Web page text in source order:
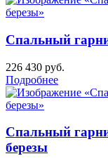
Спальный
226 430 руб.
Подробнее
Спальный
березы